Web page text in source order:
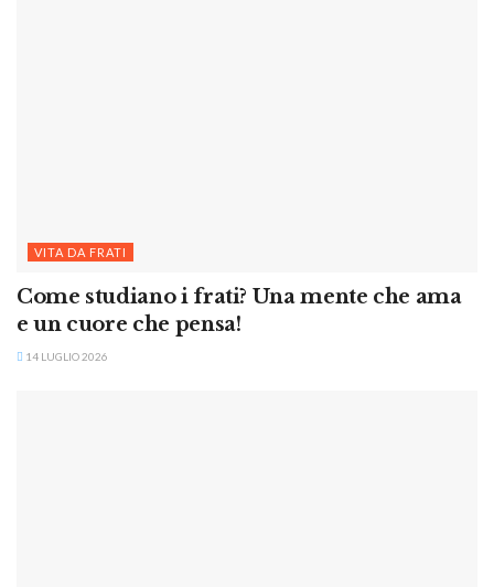
VITA DA FRATI
Come studiano i frati? Una mente che ama
e un cuore che pensa!
14 LUGLIO 2026